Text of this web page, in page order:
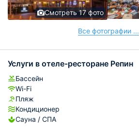
Смотреть 17 фото
Все фотографии ...
Услуги в отеле-ресторане Репин
Бассейн
Wi-Fi
Пляж
Кондиционер
Сауна / СПА